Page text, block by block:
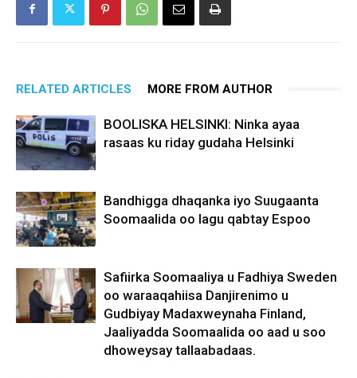
RELATED ARTICLES MORE FROM AUTHOR
BOOLISKA HELSINKI: Ninka ayaa
rasaas ku riday gudaha Helsinki
Bandhigga dhaqanka iyo Suugaanta
Soomaalida oo lagu qabtay Espoo
Safiirka Soomaaliya u Fadhiya Sweden
oo waraaqahiisa Danjirenimo u
Gudbiyay Madaxweynaha Finland,
Jaaliyadda Soomaalida oo aad u soo
dhoweysay tallaabadaas.